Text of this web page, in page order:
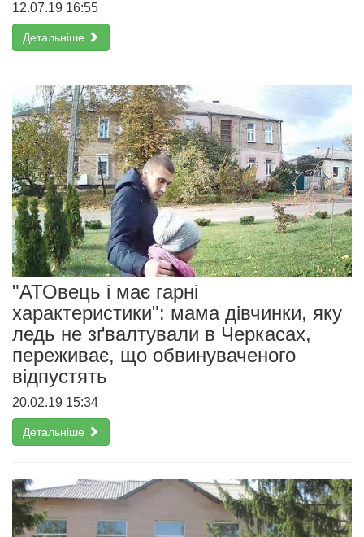
12.07.19 16:55
Детальніше
"АТОвець і має гарні
характеристики": мама дівчинки, яку
ледь не зґвалтували в Черкасах,
переживає, що обвинуваченого
відпустять
20.02.19 15:34
Детальніше